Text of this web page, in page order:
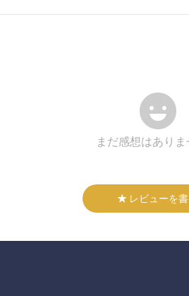
まだ感想はありま
レビューを書